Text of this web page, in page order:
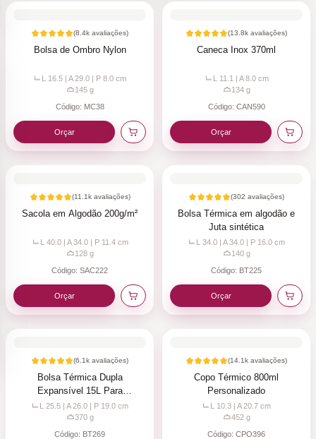
(8.4k avaliações)
Bolsa de Ombro Nylon
L 16.5 | A 29.0 | P 8.0 cm
145g
Código: MC38
Orçar
(13.8k avaliações)
Caneca Inox 370ml
L 11.1 | A 8.0cm
134g
Código: CAN590
Orçar
(11.1kavaliações)
Sacola em Algodão 200g/m²
L 40.0 | A 34.0 | P 11.4cm
128g
Código: SAC222
Orçar
(302 avaliações)
Bolsa Térmica em algodão e
Juta sintética
L 34.0 | A 34.0 | P 16.0 cm
140g
Código: BT225
Orçar
(6.1k avaliações)
Bolsa Térmica Dupla
Expansível 15L Para
Personalizar
L 25.5 | A 26.0 | P 19.0 cm
370g
Código: BT269
(14.1k avaliações)
Copo Térmico 800ml
Personalizado
L 10.3 | A 20.7 cm
452g
Código: CPO396